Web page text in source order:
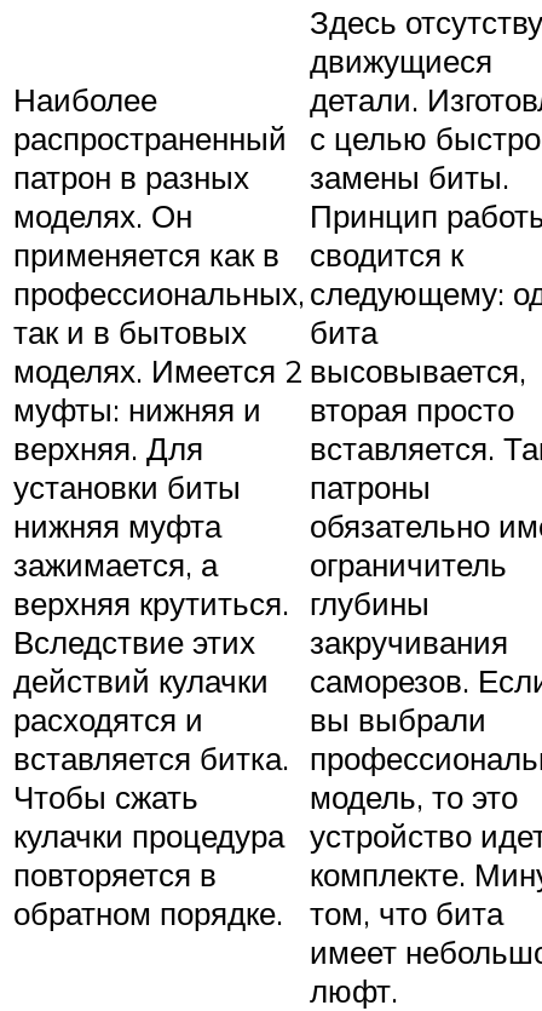
Наиболее
распространенный
патрон в разных
моделях. Он
применяется как в
профессиональных,
так и в бытовых
моделях. Имеется 2
муфты: нижняя и
верхняя. Для
установки биты
нижняя муфта
зажимается, а
верхняя крутиться.
Вследствие этих
действий кулачки
расходятся и
вставляется битка.
Чтобы сжать
кулачки процедура
повторяется в
обратном порядке.
Здесь
движущиеся
детали.
с целью
замены биты.
Принцип
сводится к
следующему:
бита
высовывается,
вторая просто
вставляется.
патроны
обязательно
ограничитель
глубины
закручивания
саморезов.
вы выбрали
модель, то это
устройство
комплекте.
том, что бита
имеет
люфт.